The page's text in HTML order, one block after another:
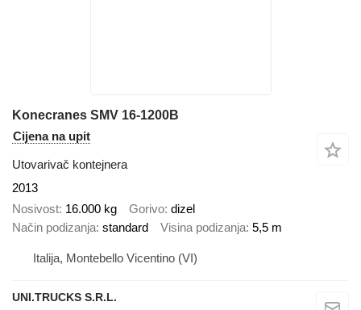
Konecranes SMV 16-1200B
Cijena na upit
Utovarivač kontejnera
2013
Nosivost 16.000 kg Gorivo dizel
Način podizanja standard Visina podizanja 5,5 m
Italija, Montebello Vicentino (VI)
UNI.TRUCKS S.R.L.